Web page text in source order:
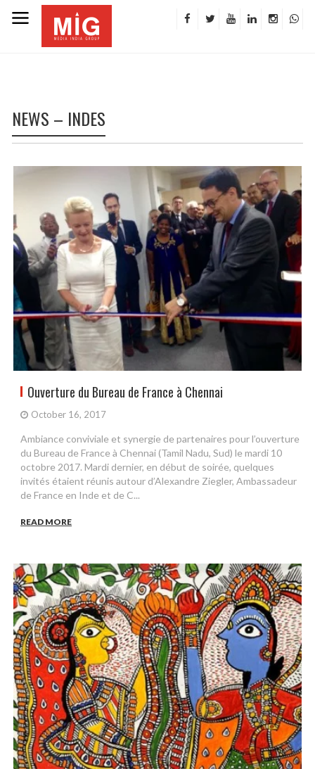
NEWS – INDES
Ouverture du Bureau de France à Chennai
October 16, 2017
Ambiance conviviale et synergie de partenaires pour l’ouverture
du Bureau de France à Chennai (Tamil Nadu, Sud) le mardi 10
octobre 2017. Mardi dernier, en début de soirée, quelques
invités étaient réunis autour d’Alexandre Ziegler, Ambassadeur
de France en Inde et de C...
READ MORE